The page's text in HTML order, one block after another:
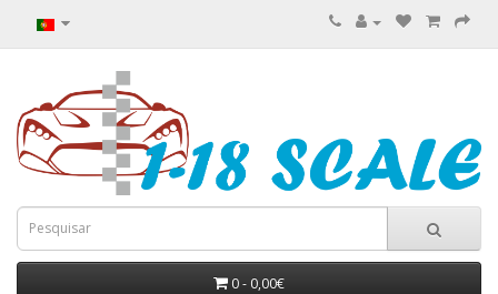
0 - 0,00€